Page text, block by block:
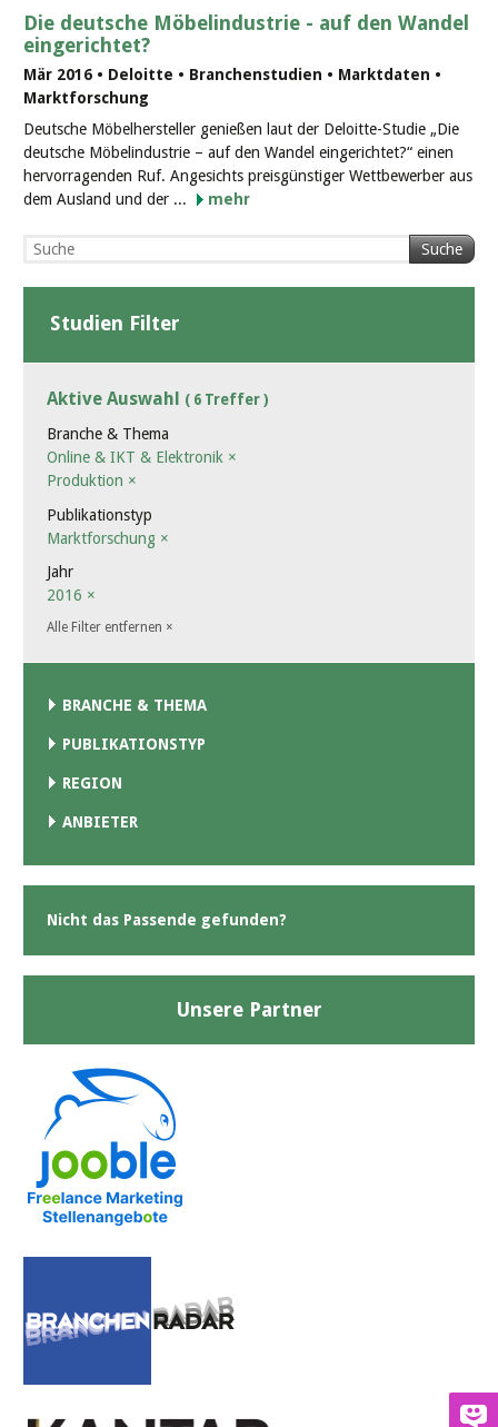
Die deutsche Möbelindustrie - auf den Wandel
eingerichtet?
Mär 2016 • Deloitte • Branchenstudien • Marktdaten •
Marktforschung
Deutsche Möbelhersteller genießen laut der Deloitte-Studie „Die
deutsche Möbelindustrie – auf den Wandel eingerichtet?“ einen
hervorragenden Ruf. Angesichts preisgünstiger Wettbewerber aus
dem Ausland und der ...
mehr
Suche
Studien Filter
Aktive Auswahl ( 6 Treffer )
Branche & Thema
Online & IKT & Elektronik ×
Produktion ×
Publikationstyp
Marktforschung ×
Jahr
2016 ×
Alle Filter entfernen ×
BRANCHE & THEMA
PUBLIKATIONSTYP
REGION
ANBIETER
Nicht das Passende gefunden?
Unsere Partner